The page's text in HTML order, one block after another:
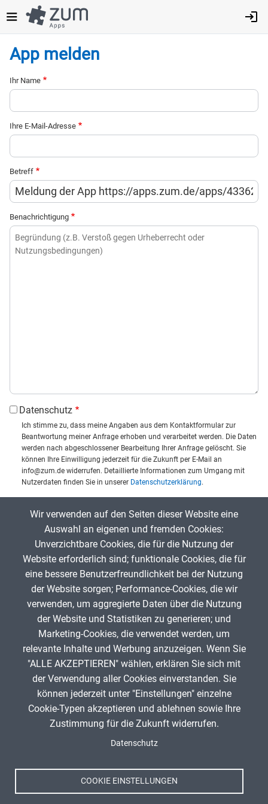
zum
Inhalt
App melden
Ihr Name
Ihre E-Mail-Adresse
Betreff
Benachrichtigung
Datenschutz
Ich stimme zu, dass meine Angaben aus dem Kontaktformular zur
Beantwortung meiner Anfrage erhoben und verarbeitet werden. Die Daten
werden nach abgeschlossener Bearbeitung Ihrer Anfrage gelöscht. Sie
können Ihre Einwilligung jederzeit für die Zukunft per E-Mail an
info@zum.de widerrufen. Detaillierte Informationen zum Umgang mit
Nutzerdaten finden Sie in unserer Datenschutzerklärung.
Captcha eingeben:
Gib die Zeichen aus dem Bild oben ein,
beachte Groß- und Kleinschreibung.
Um Spam zu verhindern, gib bitte die Zeichenfolge aus dem Bild
oben ein.
ANZEIGE
Spenden
Impressum
Wir verwenden auf den Seiten dieser Website eine
Auswahl an eigenen und fremden Cookies:
Unverzichtbare Cookies, die für die Nutzung der
Website erforderlich sind; funktionale Cookies, die für
eine bessere Benutzerfreundlichkeit bei der Nutzung
der Website sorgen; Performance-Cookies, die wir
verwenden, um aggregierte Daten über die Nutzung
der Website und Statistiken zu generieren; und
Marketing-Cookies, die verwendet werden, um
relevante Inhalte und Werbung anzuzeigen. Wenn Sie
"ALLE AKZEPTIEREN" wählen, erklären Sie sich mit
der Verwendung aller Cookies einverstanden. Sie
können jederzeit unter "Einstellungen" einzelne
Cookie-Typen akzeptieren und ablehnen sowie Ihre
Zustimmung für die Zukunft widerrufen.
Datenschutz
COOKIE EINSTELLUNGEN